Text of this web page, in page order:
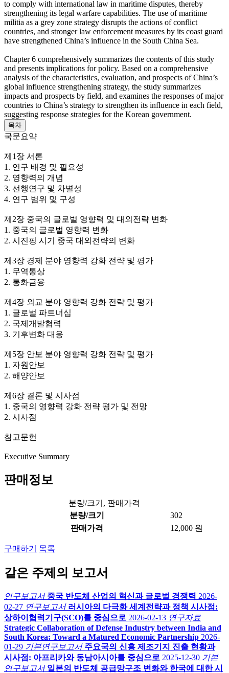
to comply with international law in maritime disputes, thereby
strengthening its legal warfare capabilities. The use of maritime
militia as a grey zone strategy disrupts the actions of conflict
countries, and stronger law enforcement measures by its coast guard
have strengthened China’s influence in the South China Sea.
Chapter 6 comprehensively summarizes the contents of this study
and presents implications for policy. Based on a comprehensive
analysis of the characteristics, evaluation, and prospects of China’s
global influence strengthening strategy, the study summarizes
impacts and prospects by field, and examines the responses of major
countries to China’s strategy to strengthen its influence in each field,
suggesting response strategies for the Korean government.
목차
국문요약
제1장 서론
1. 연구 배경 및 필요성
2. 영향력의 개념
3. 선행연구 및 차별성
4. 연구 범위 및 구성
제2장 중국의 글로벌 영향력 및 대외전략 변화
1. 중국의 글로벌 영향력 변화
2. 시진핑 시기 중국 대외전략의 변화
제3장 경제 분야 영향력 강화 전략 및 평가
1. 무역통상
2. 통화금융
제4장 외교 분야 영향력 강화 전략 및 평가
1. 글로벌 파트너십
2. 국제개발협력
3. 기후변화 대응
제5장 안보 분야 영향력 강화 전략 및 평가
1. 자원안보
2. 해양안보
제6장 결론 및 시사점
1. 중국의 영향력 강화 전략 평가 및 전망
2. 시사점
참고문헌
Executive Summary
판매정보
분량/크기, 판매가격
분량/크기
302
판매가격
12,000 원
구매하기 목록
같은 주제의 보고서
연구보고서 중국 반도체 산업의 혁신과 글로벌 경쟁력 2026-
02-27 연구보고서 러시아의 다극화 세계전략과 정책 시사점:
상하이협력기구(SCO)를 중심으로 2026-02-13 연구자료
Strategic Collaboration of Defense Industry between India and
South Korea: Toward a Matured Economic Partnership 2026-
01-29 기본연구보고서 주요국의 신흥 제조기지 진출 현황과
시사점: 아프리카와 동남아시아를 중심으로 2025-12-30 기본
연구보고서 일본의 반도체 공급망구조 변화와 한국에 대한 시